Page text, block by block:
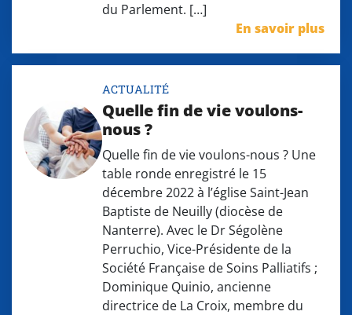
du Parlement. […]
En savoir plus
ACTUALITÉ
Quelle fin de vie voulons-
nous ?
Quelle fin de vie voulons-nous ? Une
table ronde enregistré le 15
décembre 2022 à l’église Saint-Jean
Baptiste de Neuilly (diocèse de
Nanterre). Avec le Dr Ségolène
Perruchio, Vice-Présidente de la
Société Française de Soins Palliatifs ;
Dominique Quinio, ancienne
directrice de La Croix, membre du